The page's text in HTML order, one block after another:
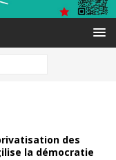
privatisation des
la démocratie